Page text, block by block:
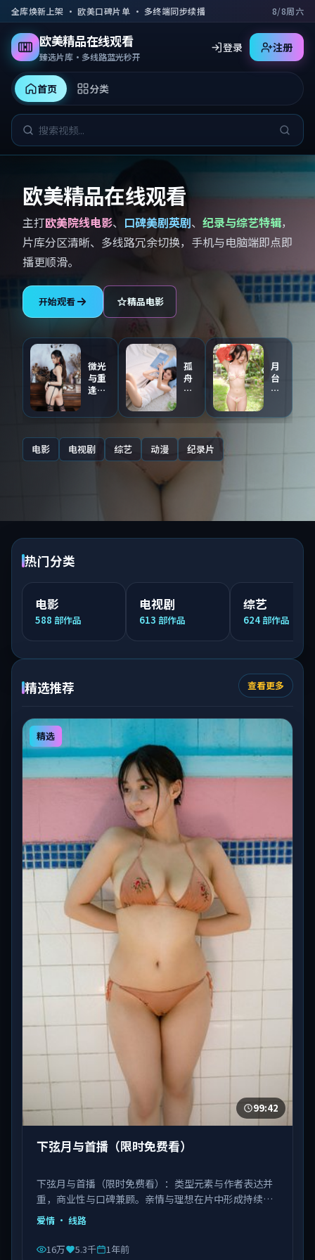
跳到主要内容
全库焕新上架 · 欧美口碑片单 · 多终端同步续播 8/8周六
欧美精品在线观看
臻选片库·多线路蓝光秒开
首页 分类
登录 注册
欧美精品在线观看
主打欧美院线电影、 口碑美剧英剧、 纪录与综艺特辑，
片库分区清晰、多线路冗余切换，手机与电脑端即点即
播更顺滑。
开始观看 精品电影
微光
与重
逢
轨）
孤
舟
与
步
连
载）
月
台
与
区
电影 电视剧 综艺 动漫 纪录片
热门分类
电影
588 部作品
电视剧
613 部作品
综艺
624 部作品
精选推荐 查看更多
精选
99:42
下弦月与首播（限时免费看）
下弦月与首播（限时免费看）：类型元素与作者表达并
重，商业性与口碑兼顾。亲情与理想在片中形成持续拉
扯。由饶晓志执导，白宇、刘亦菲、肖央等主演，中国
台湾出品，类型为爱情。
爱情 · 线路
16万 5.3千 1年前